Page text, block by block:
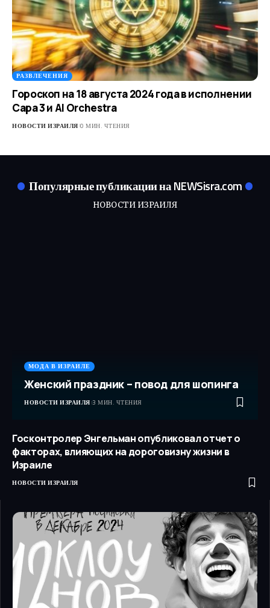
РАЗВЛЕЧЕНИЯ
Гороскоп на 18 августа 2024 года в исполнении
Сара 3 и AI Orchestra
НОВОСТИ ИЗРАИЛЯ 0 МИН. ЧТЕНИЯ
Популярные публикации на NEWSisra.com
НОВОСТИ ИЗРАИЛЯ
МОДА В ИЗРАИЛЕ
Женский праздник – повод для шопинга
НОВОСТИ ИЗРАИЛЯ 3 МИН. ЧТЕНИЯ
Госконтролер Энгельман опубликовал отчет о
факторах, влияющих на дороговизну жизни в
Израиле
НОВОСТИ ИЗРАИЛЯ